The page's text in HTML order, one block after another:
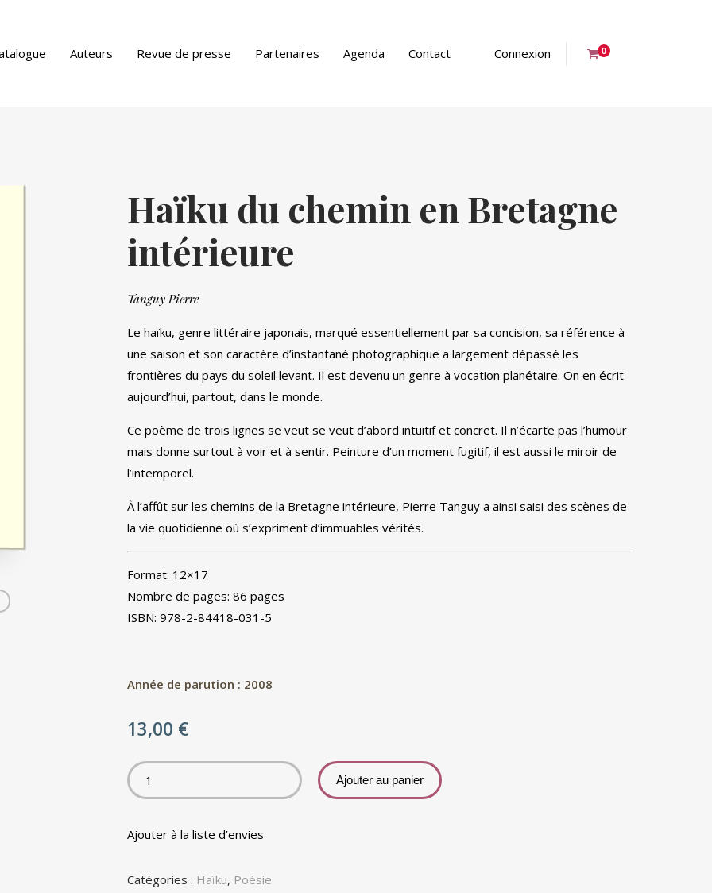
Auteurs Revue de presse Partenaires Agenda Contact Connexion 0
Haïku du chemin en Bretagne
intérieure
Tanguy Pierre
Le haïku, genre littéraire japonais, marqué essentiellement par sa concision, sa référence à
une saison et son caractère d’instantané photographique a largement dépassé les
frontières du pays du soleil levant. Il est devenu un genre à vocation planétaire. On en écrit
aujourd’hui, partout, dans le monde.
Ce poème de trois lignes se veut se veut d’abord intuitif et concret. Il n’écarte pas l’humour
mais donne surtout à voir et à sentir. Peinture d’un moment fugitif, il est aussi le miroir de
l’intemporel.
À l’affût sur les chemins de la Bretagne intérieure, Pierre Tanguy a ainsi saisi des scènes de
la vie quotidienne où s’expriment d’immuables vérités.
Format: 12×17
Nombre de pages: 86 pages
ISBN: 978-2-84418-031-5
Année de parution : 2008
13,00 €
Ajouter au panier
Ajouter à la liste d’envies
Catégories : Haïku, Poésie